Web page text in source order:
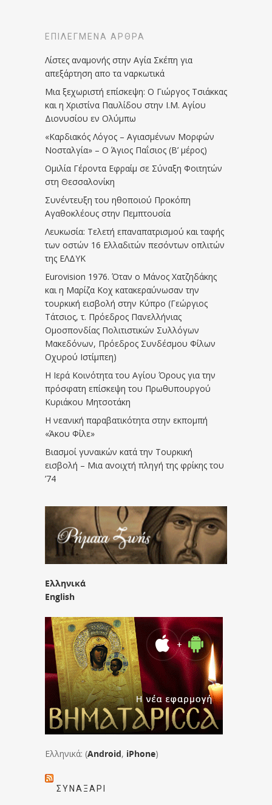
ΕΠΙΛΕΓΜΈΝΑ ΆΡΘΡΑ
Λίστες αναμονής στην Αγία Σκέπη για
απεξάρτηση απο τα ναρκωτικά
Μια ξεχωριστή επίσκεψη: Ο Γιώργος Τσιάκκας
και η Χριστίνα Παυλίδου στην Ι.Μ. Αγίου
Διονυσίου εν Ολύμπω
«Καρδιακός Λόγος – Αγιασμένων Μορφών
Νοσταλγία» – Ο Άγιος Παΐσιος (Β’ μέρος)
Ομιλία Γέροντα Εφραίμ σε Σύναξη Φοιτητών
στη Θεσσαλονίκη
Συνέντευξη του ηθοποιού Προκόπη
Αγαθοκλέους στην Πεμπτουσία
Λευκωσία: Τελετή επαναπατρισμού και ταφής
των οστών 16 Ελλαδιτών πεσόντων οπλιτών
της ΕΛΔΥΚ
Eurovision 1976. Όταν ο Μάνος Χατζηδάκης
και η Μαρίζα Κοχ κατακεραύνωσαν την
τουρκική εισβολή στην Κύπρο (Γεώργιος
Τάτσιος, τ. Πρόεδρος Πανελλήνιας
Ομοσπονδίας Πολιτιστικών Συλλόγων
Μακεδόνων, Πρόεδρος Συνδέσμου Φίλων
Οχυρού Ιστίμπεη)
Η Ιερά Κοινότητα του Αγίου Όρους για την
πρόσφατη επίσκεψη του Πρωθυπουργού
Κυριάκου Μητσοτάκη
Η νεανική παραβατικότητα στην εκπομπή
«Άκου Φίλε»
Βιασμοί γυναικών κατά την Τουρκική
εισβολή – Μια ανοιχτή πληγή της φρίκης του
’74
Ελληνικά
English
Ελληνικά: (Android, iPhone)
ΣΥΝΑΞΆΡΙ